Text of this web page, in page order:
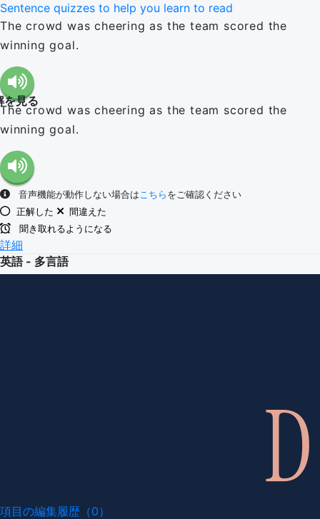
Sentence quizzes to help you learn to read
The crowd was cheering as the team scored the
winning goal.
を見る
The crowd was cheering as the team scored the
winning goal.
音声機能が動作しない場合は こちら をご確認ください
正解した
間違えた
聞き取れるようになる
詳細
英語 - 多言語
項目の編集履歴（0）